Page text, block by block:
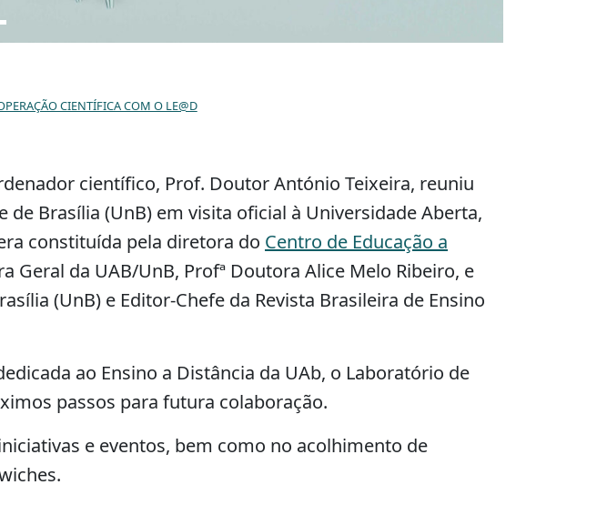
CIENTÍFICA COM O LE@D
científico, Prof. Doutor António Teixeira, reuniu
Brasília (UnB) em visita oficial à Universidade Aberta,
constituída pela diretora do Centro de Educação a
Geral da UAB/UnB, Profª Doutora Alice Melo Ribeiro, e
(UnB) e Editor-Chefe da Revista Brasileira de Ensino
ao Ensino a Distância da UAb, o Laboratório de
passos para futura colaboração.
e eventos, bem como no acolhimento de